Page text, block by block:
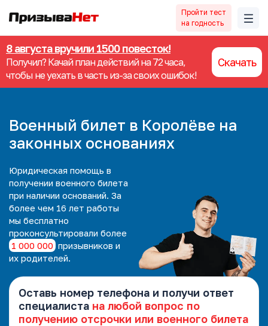
Пройти тест
на годность
8 августа вручили 1500 повесток!
Получил? Качай план действий на 72 часа,
чтобы не уехать в часть из-за своих ошибок!
Скачать
Военный билет в Королёве на
законных основаниях
Юридическая помощь в
получении военного билета
при наличии оснований. За
более чем 16 лет работы
мы бесплатно
проконсультировали более
1 000 000 призывников и
их родителей.
Оставь номер телефона и получи ответ
специалиста на любой вопрос по
получению отсрочки или военного билета